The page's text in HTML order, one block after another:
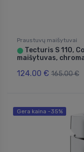
Praustuvų maišytuvai
⬤ Tecturis S 110,
maišytuvas,
124.00 € 165.00 €
Gera kaina -35%